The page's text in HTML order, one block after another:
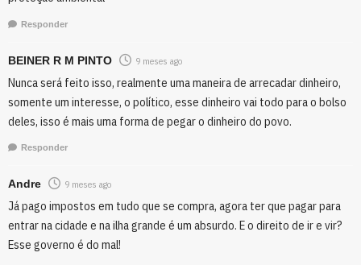
Responder
BEINER R M PINTO 9 meses ago
Nunca será feito isso, realmente uma maneira de arrecadar dinheiro,
somente um interesse, o político, esse dinheiro vai todo para o bolso
deles, isso é mais uma forma de pegar o dinheiro do povo.
Responder
Andre 9 meses ago
Já pago impostos em tudo que se compra, agora ter que pagar para
entrar na cidade e na ilha grande é um absurdo. E o direito de ir e vir?
Esse governo é do mal!